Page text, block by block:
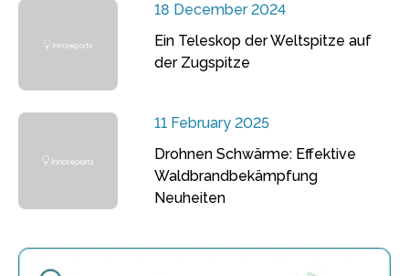
18 December 2024
Ein Teleskop der Weltspitze auf
der Zugspitze
11 February 2025
Drohnen Schwärme: Effektive
Waldbrandbekämpfung
Neuheiten